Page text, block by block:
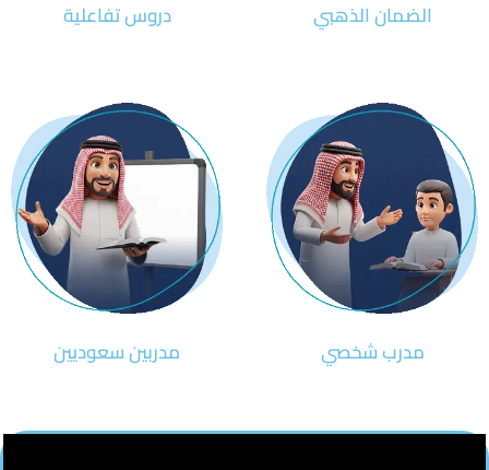
الضمان الذهبي دروس تفاعلية
مدرب شخصي مدربين سعوديين